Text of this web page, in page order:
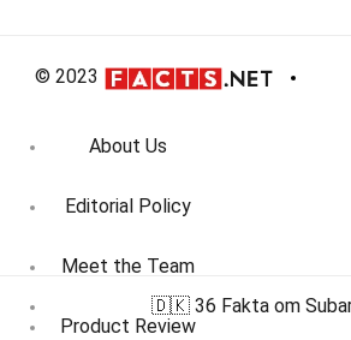
© 2023
About Us
Editorial Policy
Meet the Team
Product Review
🇩🇰 36 Fakta om